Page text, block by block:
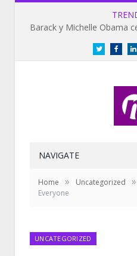
Twitter
NAVIGATE
Home » Uncategorized »
Everyone
UNCATEGORIZED